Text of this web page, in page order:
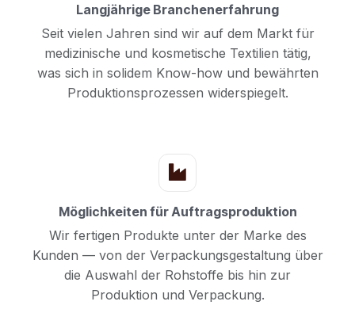
Langjährige Branchenerfahrung
Seit vielen Jahren sind wir auf dem Markt für
medizinische und kosmetische Textilien tätig,
was sich in solidem Know-how und bewährten
Produktionsprozessen widerspiegelt.
Möglichkeiten für Auftragsproduktion
Wir fertigen Produkte unter der Marke des
Kunden — von der Verpackungsgestaltung über
die Auswahl der Rohstoffe bis hin zur
Produktion und Verpackung.